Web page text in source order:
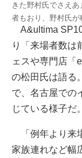
きた野村氏でさえ
者もおり、野村氏
A&ultima
り「来場者数は
ェスや専門店
の松田氏は語る
で、名古屋での
じている様子だ。
「例年より来
家族連れなど幅